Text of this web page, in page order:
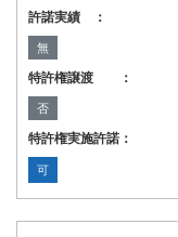
許諾実績 ：
無
特許権譲渡 ：
否
特許権実施許諾：
可